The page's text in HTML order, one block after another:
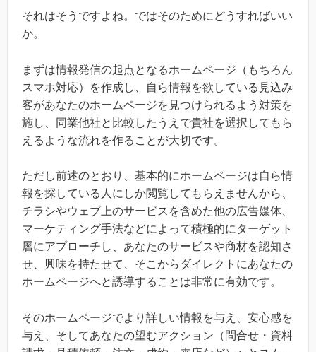
それはそうですよね。ではそのためにどうすればいい
か。
まずは情報発信の起点となるホームページ（もちろん
スマホ対応）を作成し、自ら情報を欲している見込み
客があなたのホームページを見つけられるよう対策を
施し、同業他社と比較したうえで貴社を選択してもら
えるような流れを作ることが大切です。
ただし前述のとおり、基本的にホームページは自ら情
報を探している人にしか閲覧してもらえませんから、
チラシやウェブ上のサービスを含めた他の広告媒体、
マーケティング手法などによって積極的にターゲット
層にアプローチし、あなたのサービスや商材を認知さ
せ、興味を持たせて、そこからダイレクトにあなたの
ホームページへと誘導することは非常に有効です。
そのホームページでより詳しい情報を与え、安心感を
与え、そしてあなたの望むアクション（問合せ・資料